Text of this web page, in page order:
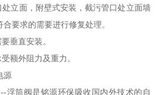
立面，附壁式安装，截污管口处立面墙
要求的需要进行修复处理。
垂直安装。
额外阻力及重力。
源
浮筒阀是铭源环保吸收国内外技术的自